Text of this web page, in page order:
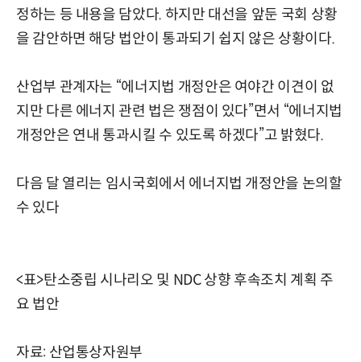
정하는 등 내용을 담았다. 하지만 대선을 앞둔 국회 상황
을 감안하면 해당 법안이 통과되기 쉽지 않은 상황이다.
산업부 관계자는 “에너지법 개정안은 여야간 이견이 없
지만 다른 에너지 관련 법은 쟁점이 있다”면서 “에너지법
개정안은 연내 통과시킬 수 있도록 하겠다”고 밝혔다.
다음 달 열리는 임시국회에서 에너지법 개정안을 논의할
수 있다
<표>탄소중립 시나리오 및 NDC 상향 후속조치 계획 주
요 법안
자료: 산업통상자원부